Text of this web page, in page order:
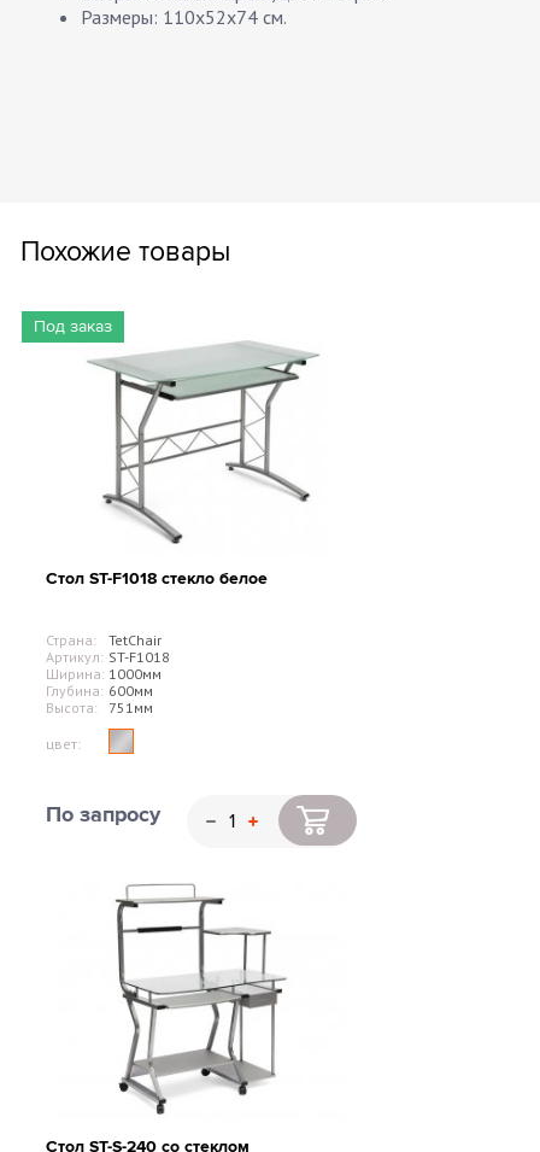
Размеры: 110х52х74 см.
Похожие товары
Под заказ
Стол ST-F1018 стекло белое
Страна:
TetChair
Артикул: ST-F1018
Ширина: 1000мм
Глубина: 600мм
Высота:
751мм
цвет:
По запросу
Стол ST-S-240 со стеклом